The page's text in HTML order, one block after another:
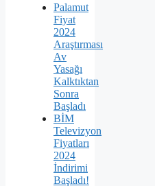
Palamut
Fiyat
2024
Araştırması
Av
Yasağı
Kalktıktan
Sonra
Başladı
BİM
Televizyon
Fiyatları
2024
İndirimi
Başladı!